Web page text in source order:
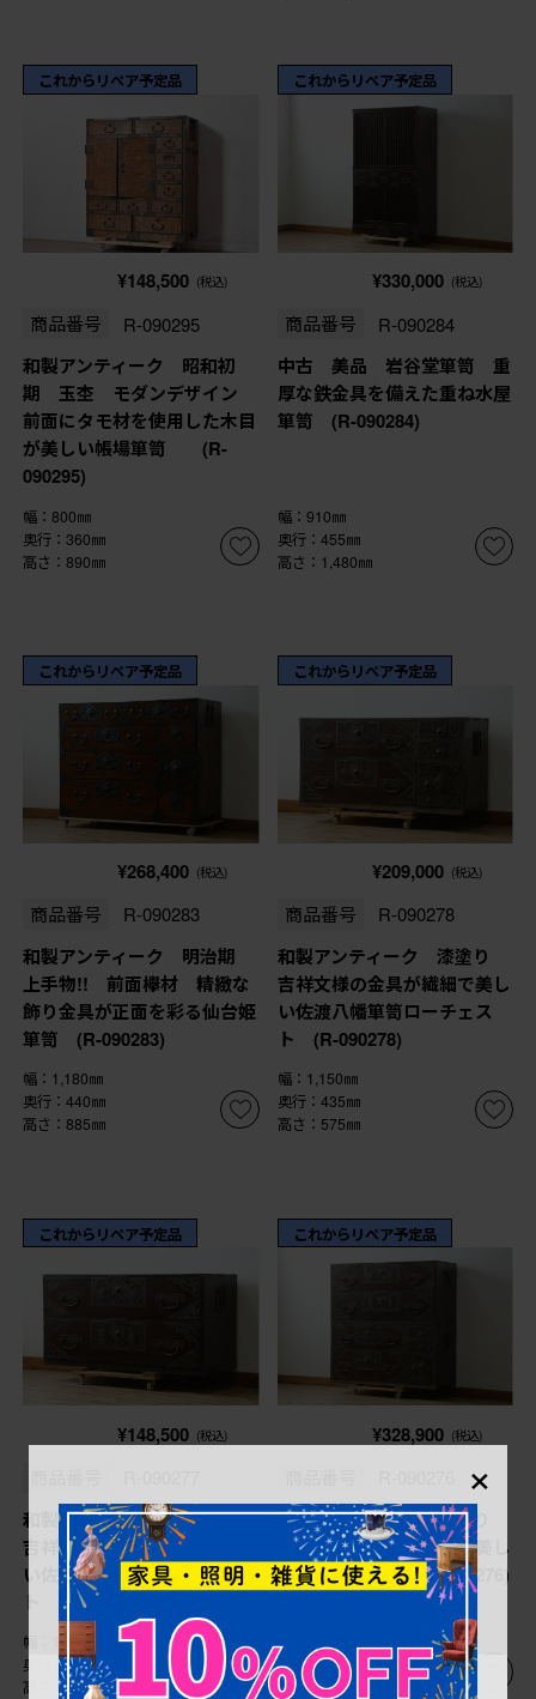
これからリペア予定品
¥148,500 (税込)
商品番号 R-090295
和製アンティーク 昭和初
期 玉杢 モダンデザイン
前面にタモ材を使用した木目
が美しい帳場箪笥 (R-
090295)
幅：800㎜
奥行：360㎜
高さ：890㎜
これからリペア予定品
¥330,000 (税込)
商品番号 R-090284
中古 美品 岩谷堂箪笥 重
厚な鉄金具を備えた重ね水屋
箪笥 (R-090284)
幅：910㎜
奥行：455㎜
高さ：1,480㎜
これからリペア予定品
¥268,400 (税込)
商品番号 R-090283
和製アンティーク 明治期
上手物!! 前面欅材 精緻な
飾り金具が正面を彩る仙台姫
箪笥 (R-090283)
幅：1,180㎜
奥行：440㎜
高さ：885㎜
これからリペア予定品
¥209,000 (税込)
商品番号 R-090278
和製アンティーク 漆塗り
吉祥文様の金具が繊細で美し
い佐渡八幡箪笥ローチェス
ト (R-090278)
幅：1,150㎜
奥行：435㎜
高さ：575㎜
これからリペア予定品
¥148,500 (税込)
和製アンティーク 漆塗り
吉祥文様の金具が繊細で美し
い佐渡八幡箪笥ローチェス
ト (R-090277)
幅：1,150㎜
奥行：435㎜
高さ：575㎜
これからリペア予定品
¥328,900 (税込)
和製アンティーク 漆塗り
吉祥文様の金具が繊細で美し
い佐渡八幡箪笥 (R-090276)
幅：1,150㎜
奥行：435㎜
高さ：1,150㎜
×